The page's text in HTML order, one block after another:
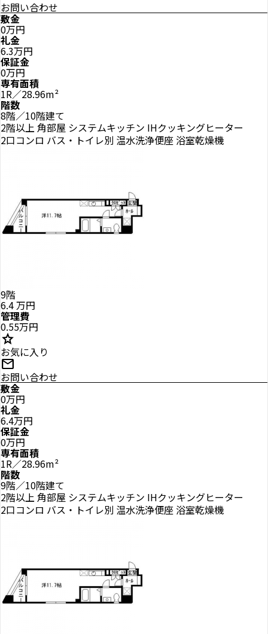
お問い合わせ
敷金
0万円
礼金
6.3万円
保証金
0万円
専有面積
1R／28.96m²
階数
8階／10階建て
2階以上 角部屋 システムキッチン IHクッキングヒーター
2口コンロ バス・トイレ別 温水洗浄便座 浴室乾燥機
9階
6.4万円
管理費
0.55万円
star
お気に入り
mail
お問い合わせ
敷金
0万円
礼金
6.4万円
保証金
0万円
専有面積
1R／28.96m²
階数
9階／10階建て
2階以上 角部屋 システムキッチン IHクッキングヒーター
2口コンロ バス・トイレ別 温水洗浄便座 浴室乾燥機